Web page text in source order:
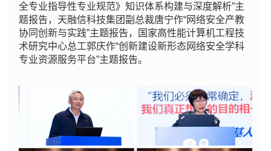
全专业指导性专业规范》知识体系构建与深度解析”主
题报告，天融信科技集团副总裁唐宁作“网络安全产教
协同创新与实践”主题报告，国家高性能计算机工程技
术研究中心总工郭庆作“创新建设新形态网络安全学科
专业资源服务平台”主题报告。